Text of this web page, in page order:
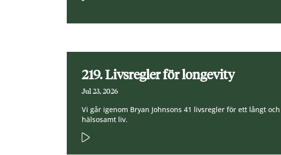
219. Livsregler för longevity
Jul 23, 2026
Vi går igenom Bryan Johnsons 41 livsregler för ett långt och
hälsosamt liv.